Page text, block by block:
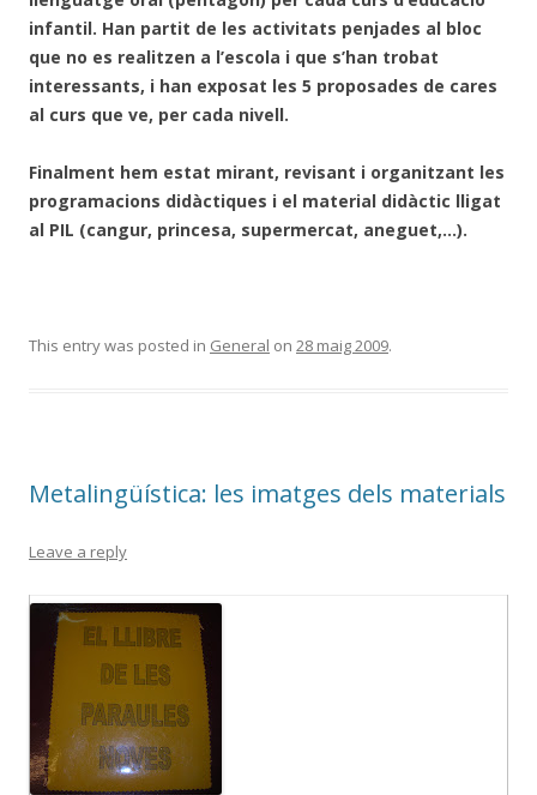
infantil. Han partit de les activitats penjades al bloc
que no es realitzen a l’escola i que s’han trobat
interessants, i han exposat les 5 proposades de cares
al curs que ve, per cada nivell.
Finalment hem estat mirant, revisant i organitzant les
programacions didàctiques i el material didàctic lligat
al PIL (cangur, princesa, supermercat, aneguet,…).
This entry was posted in General on 28 maig 2009.
Metalingüística: les imatges dels materials
Leave a reply